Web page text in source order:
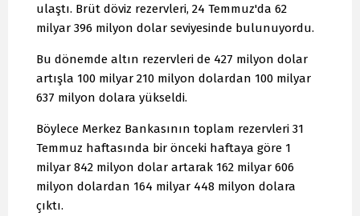
ulaştı. Brüt döviz rezervleri, 24 Temmuz'da 62
milyar 396 milyon dolar seviyesinde bulunuyordu.
Bu dönemde altın rezervleri de 427 milyon dolar
artışla 100 milyar 210 milyon dolardan 100 milyar
637 milyon dolara yükseldi.
Böylece Merkez Bankasının toplam rezervleri 31
Temmuz haftasında bir önceki haftaya göre 1
milyar 842 milyon dolar artarak 162 milyar 606
milyon dolardan 164 milyar 448 milyon dolara
çıktı.